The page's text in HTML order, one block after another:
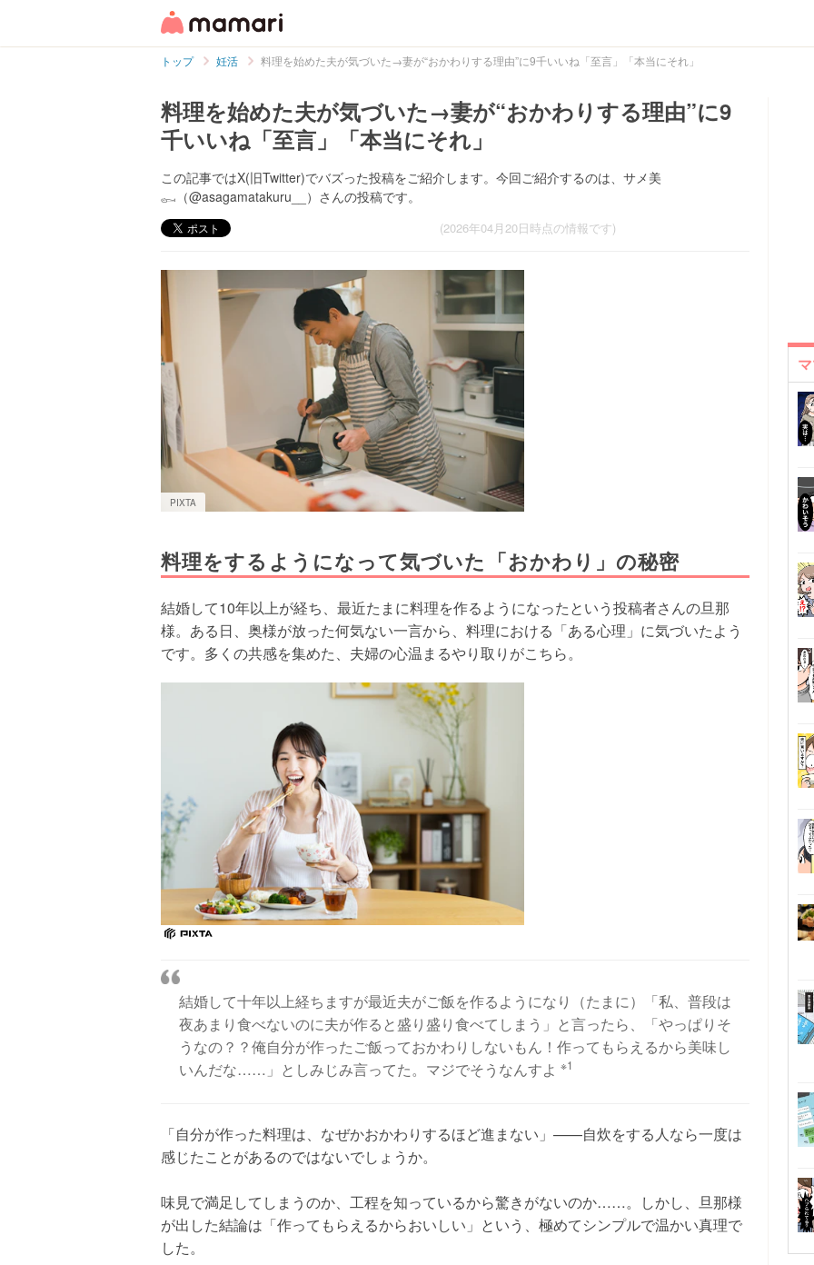
トップ 妊活 料理を始めた夫が気づいた→妻が“おかわりする理由”に9千いいね「至言」「本当にそれ」
料理を始めた夫が気づいた→妻が“おかわりする理由”に9
千いいね「至言」「本当にそれ」
この記事ではX(旧Twitter)でバズった投稿をご紹介します。今回ご紹介するのは、サメ美
𓀿（@asagamatakuru__）さんの投稿です。
(2026年04月20日時点の情報です)
PIXTA
料理をするようになって気づいた「おかわり」の秘密
結婚して10年以上が経ち、最近たまに料理を作るようになったという投稿者さんの旦那
様。ある日、奥様が放った何気ない一言から、料理における「ある心理」に気づいたよう
です。多くの共感を集めた、夫婦の心温まるやり取りがこちら。
結婚して十年以上経ちますが最近夫がご飯を作るようになり（たまに）「私、普段は
夜あまり食べないのに夫が作ると盛り盛り食べてしまう」と言ったら、「やっぱりそ
うなの？？俺自分が作ったご飯っておかわりしないもん！作ってもらえるから美味し
いんだな……」としみじみ言ってた。マジでそうなんすよ ※1
「自分が作った料理は、なぜかおかわりするほど進まない」——自炊をする人なら一度は
感じたことがあるのではないでしょうか。
味見で満足してしまうのか、工程を知っているから驚きがないのか……。しかし、旦那様
が出した結論は「作ってもらえるからおいしい」という、極めてシンプルで温かい真理で
した。